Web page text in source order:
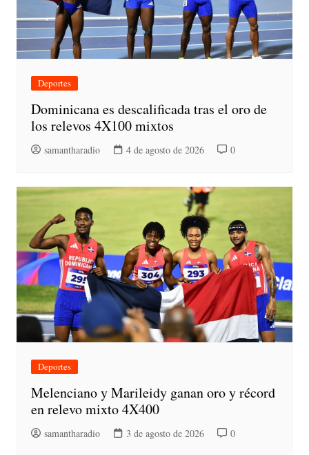
Deportes
Dominicana es descalificada tras el oro de
los relevos 4X100 mixtos
samantharadio 4 de agosto de 2026 0
Deportes
Melenciano y Marileidy ganan oro y récord
en relevo mixto 4X400
samantharadio 3 de agosto de 2026 0